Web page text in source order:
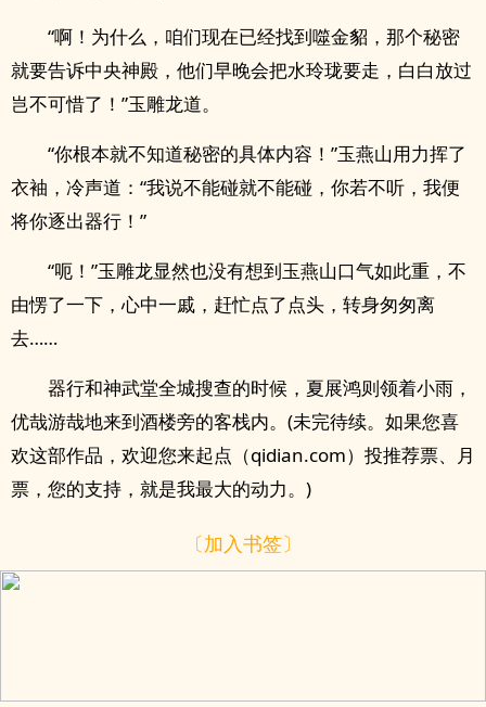
“啊！为什么，咱们现在已经找到噬金貂，那个秘密
就要告诉中央神殿，他们早晚会把水玲珑要走，白白放过
岂不可惜了！”玉雕龙道。
“你根本就不知道秘密的具体内容！”玉燕山用力挥了
衣袖，冷声道：“我说不能碰就不能碰，你若不听，我便
将你逐出器行！”
“呃！”玉雕龙显然也没有想到玉燕山口气如此重，不
由愣了一下，心中一戚，赶忙点了点头，转身匆匆离
去……
器行和神武堂全城搜查的时候，夏展鸿则领着小雨，
优哉游哉地来到酒楼旁的客栈内。(未完待续。如果您喜
欢这部作品，欢迎您来起点（qidian.com）投推荐票、月
票，您的支持，就是我最大的动力。)
〔加入书签〕